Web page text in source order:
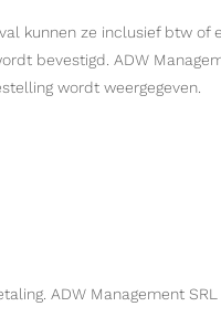
kunnen ze inclusief btw
bevestigd. ADW
wordt weergegeven.
ADW Management SRL